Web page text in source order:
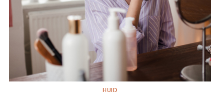
HUID